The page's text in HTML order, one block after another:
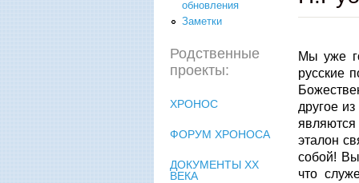
Мы уже
русские
другое
эталон
собой!
что
обновления
Заметки
Родственные
проекты:
ХРОНОС
ФОРУМ ХРОНОСА
ДОКУМЕНТЫ XX
ВЕКА